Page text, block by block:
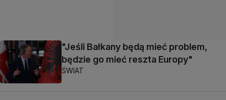
"Jeśli Bałkany będą mieć problem,
będzie go mieć reszta Europy"
ŚWIAT